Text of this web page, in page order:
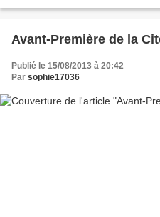
Avant-Première de la
Publié le 15/08/2013 à 20:42
Par sophie17036